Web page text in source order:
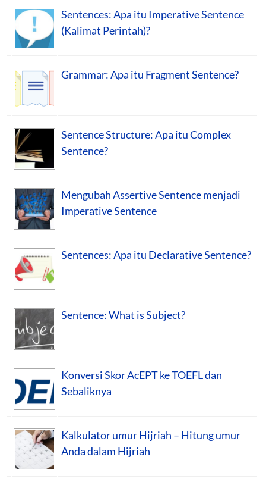
Sentences: Apa itu Imperative Sentence
(Kalimat Perintah)?
Grammar: Apa itu Fragment Sentence?
Sentence Structure: Apa itu Complex
Sentence?
Mengubah Assertive Sentence menjadi
Imperative Sentence
Sentences: Apa itu Declarative Sentence?
Sentence: What is Subject?
Konversi Skor AcEPT ke TOEFL dan
Sebaliknya
Kalkulator umur Hijriah – Hitung umur
Anda dalam Hijriah